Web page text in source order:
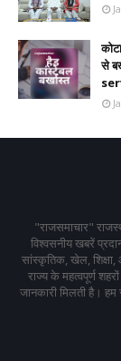
से
"राजसमाचार"
विश्वसनीय खबरें
सांस्कृतिक, खेल,
राज्य के महत्वपूर्ण
जानकारी मिलती है।